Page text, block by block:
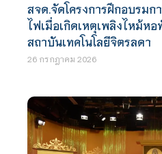
สจด.จัดโครงการฝึกอบรม
ไฟเมื่อเกิดเหตุเพลิงไหม้ห
สถาบันเทคโนโลยีจิตรลดา
26 กรกฎาคม 2026